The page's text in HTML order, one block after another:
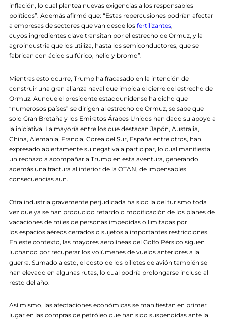
inflación, lo cual plantea nuevas exigencias a los responsables
políticos”. Además afirmó que: “Estas repercusiones podrían afectar
a empresas de sectores que van desde los fertilizantes,
cuyos ingredientes clave transitan por el estrecho de Ormuz, y la
agroindustria que los utiliza, hasta los semiconductores, que se
fabrican con ácido sulfúrico, helio y bromo”.
Mientras esto ocurre, Trump ha fracasado en la intención de
construir una gran alianza naval que impida el cierre del estrecho de
Ormuz. Aunque el presidente estadounidense ha dicho que
“numerosos países” se dirigen al estrecho de Ormuz, se sabe que
solo Gran Bretaña y los Emiratos Árabes Unidos han dado su apoyo a
la iniciativa. La mayoría entre los que destacan Japón, Australia,
China, Alemania, Francia, Corea del Sur, España entre otros, han
expresado abiertamente su negativa a participar, lo cual manifiesta
un rechazo a acompañar a Trump en esta aventura, generando
además una fractura al interior de la OTAN, de impensables
consecuencias aun.
Otra industria gravemente perjudicada ha sido la del turismo toda
vez que ya se han producido retardo o modificación de los planes de
vacaciones de miles de personas impedidas o limitadas por
los espacios aéreos cerrados o sujetos a importantes restricciones.
En este contexto, las mayores aerolíneas del Golfo Pérsico siguen
luchando por recuperar los volúmenes de vuelos anteriores a la
guerra. Sumado a esto, el costo de los billetes de avión también se
han elevado en algunas rutas, lo cual podría prolongarse incluso al
resto del año.
Así mismo, las afectaciones económicas se manifiestan en primer
lugar en las compras de petróleo que han sido suspendidas ante la